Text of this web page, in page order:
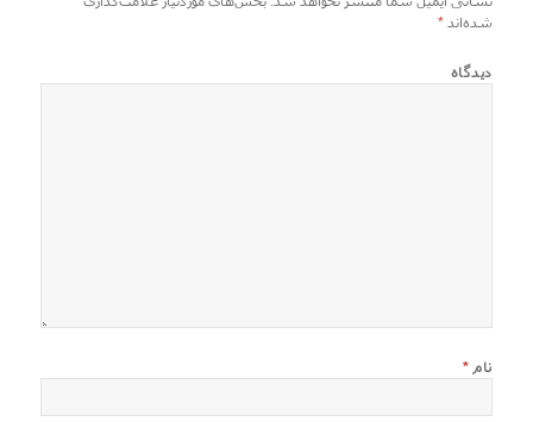
شده‌اند*
دیدگاه
نام *